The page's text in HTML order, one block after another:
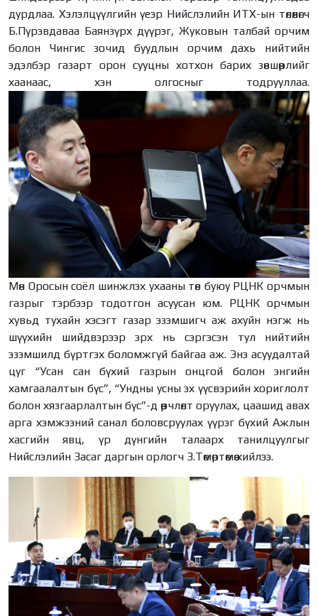
дурдлаа. Хэлэлцүүлгийн үеэр Нийслэлийн ИТХ-ын төлөөлөгч
Б.Пүрэвдаваа Баянзүрх дүүрэг, Жуковын талбай орчим
болон Чингис зочид буудлын орчим дахь нийтийн
эдэлбэр газарт орон сууцны хотхон барих зөвшөөрлийг
хаанаас, хэн олгосныг
тодрууллаа.
Мөн Оросын соёл шинжлэх ухааны төв буюу РЦНК орчмын
газрыг тэрбээр тодотгон асуусан юм. РЦНК орчмын
хувьд тухайн хэсэгт газар эзэмшигч аж ахуйн нэгж нь
шүүхийн шийдвэрээр эрх нь сэргэсэн тул нийтийн
эзэмшилд бүртгэх боломжгүй байгаа аж. Энэ асуудалтай
цуг “Усан сан бүхий газрын онцгой болон энгийн
хамгаалалтын бүс”, “Ундны усны эх үүсвэрийн хориглолт
болон хязгаарлалтын бүс”-д өөрчлөлт оруулах, цаашид авах
арга хэмжээний санал боловсруулах үүрэг бүхий Ажлын
хасгийн явц, үр дүнгийн талаарх танилцуулгыг
Нийслэлийн Засаг даргын орлогч З.Төмөртөмөө хийлээ.